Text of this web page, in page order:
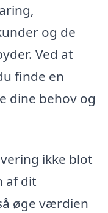
og de
Ved at
finde en
dine behov og
ikke blot
af dit
øge værdien